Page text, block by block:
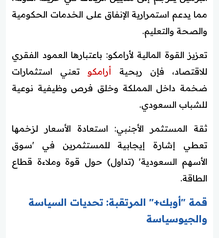
مما يدعم استمرارية الإنفاق على الخدمات الحكومية
والصحة والتعليم.
تعزيز القوة المالية لأرامكو: باعتبارها العمود الفقري
للاقتصاد، فإن ربحية أرامكو تعني استثمارات
ضخمة داخل المملكة وخلق فرص وظيفية نوعية
للشباب السعودي.
ثقة المستثمر الأجنبي: استعادة الأسعار لزخمها
تعطي إشارة إيجابية للمستثمرين في 'سوق
الأسهم السعودية' (تداول) حول قوة وملاءة قطاع
الطاقة.
قمة "أوبك+" المرتقبة: تحديات السياسة
والجيوسياسة